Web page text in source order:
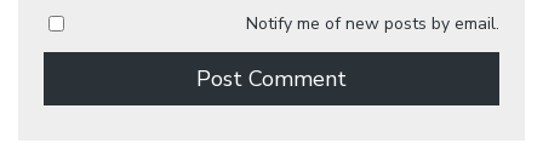
Notify me of new posts by email.